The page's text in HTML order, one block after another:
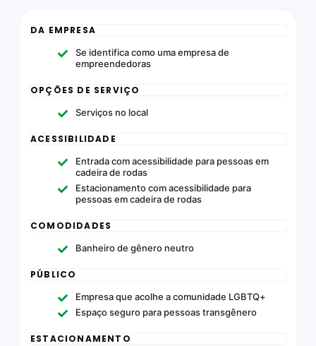
DA EMPRESA
Se identifica como uma empresa de
empreendedoras
OPÇÕES DE SERVIÇO
Serviços no local
ACESSIBILIDADE
Entrada com acessibilidade para pessoas em
cadeira de rodas
Estacionamento com acessibilidade para
pessoas em cadeira de rodas
COMODIDADES
Banheiro de gênero neutro
PÚBLICO
Empresa que acolhe a comunidade LGBTQ+
Espaço seguro para pessoas transgênero
ESTACIONAMENTO